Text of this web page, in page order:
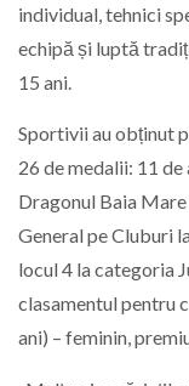
individual, tehnici
echipă și luptă
15 ani.
Sportivii au obținut
26 de medalii: 11
Dragonul Baia
General pe Cluburi
locul 4 la categoria
clasamentul pentru
ani) – feminin,